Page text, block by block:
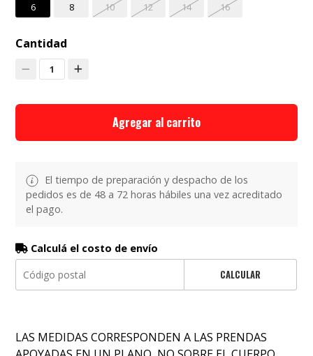
6 8 10 12 14 16
Cantidad
1
Agregar al carrito
El tiempo de preparación y despacho de los
pedidos es de 48 a 72 horas hábiles una vez acreditado
el pago.
Calculá el costo de envío
CALCULAR
LAS MEDIDAS CORRESPONDEN A LAS PRENDAS